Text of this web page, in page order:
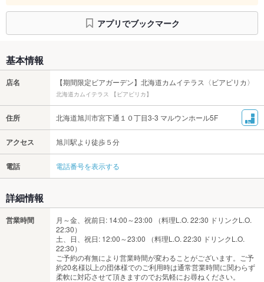
アプリでブックマーク
基本情報
店名 【期間限定ビアガーデン】北海道カムイテラス〈ビアピリカ〉
北海道カムイテラス 【ビアピリカ】
住所 北海道旭川市宮下通１０丁目3-3 マルウンホール5F
アクセス 旭川駅より徒歩５分
電話 電話番号を表示する
詳細情報
営業時間
月～金、祝前日: 14:00～23:00 （料理L.O. 22:30 ドリンクL.O.
22:30）
土、日、祝日: 12:00～23:00 （料理L.O. 22:30 ドリンクL.O.
22:30）
ご予約の有無により営業時間が変わることがございます。ご予
約20名様以上の団体様でのご利用時は通常営業時間に関わらず
柔軟に対応させて頂きますのでお気軽にお尋ねください。